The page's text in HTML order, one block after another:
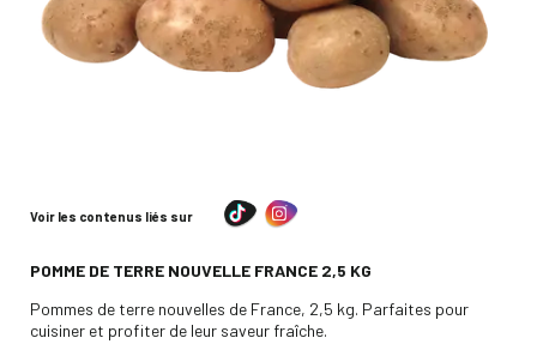
Voir les contenus liés sur
-POMME DE TERRE NOUVELLE FRANCE 2,5 KG
Descripción
Pommes de terre nouvelles de France, 2,5 kg. Parfaites pour
cuisiner et profiter de leur saveur fraîche.